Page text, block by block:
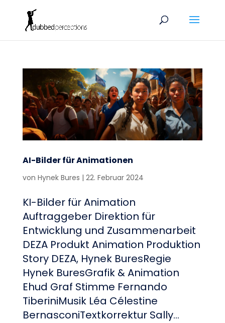
AI-Bilder für Animationen
von Hynek Bures | 22. Februar 2024
KI-Bilder für Animation
Auftraggeber Direktion für
Entwicklung und Zusammenarbeit
DEZA Produkt Animation Produktion
Story DEZA, Hynek BuresRegie
Hynek BuresGrafik & Animation
Ehud Graf Stimme Fernando
TiberiniMusik Léa Célestine
BernasconiTextkorrektur Sally...